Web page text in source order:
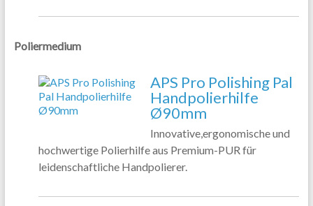
Poliermedium
APS Pro Polishing Pal
Handpolierhilfe
Ø90mm
Innovative,ergonomische und
hochwertige Polierhilfe aus Premium-PUR für
leidenschaftliche Handpolierer.